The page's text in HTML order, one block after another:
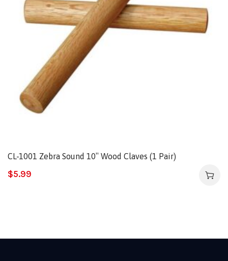
CL-1001 Zebra Sound 10″ Wood Claves (1 Pair)
$5.99